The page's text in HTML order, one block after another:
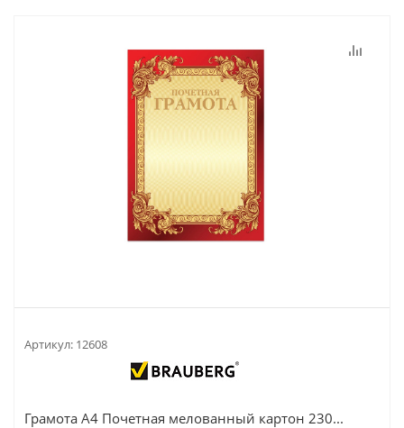
Артикул: 12608
Грамота А4 Почетная мелованный картон 230...